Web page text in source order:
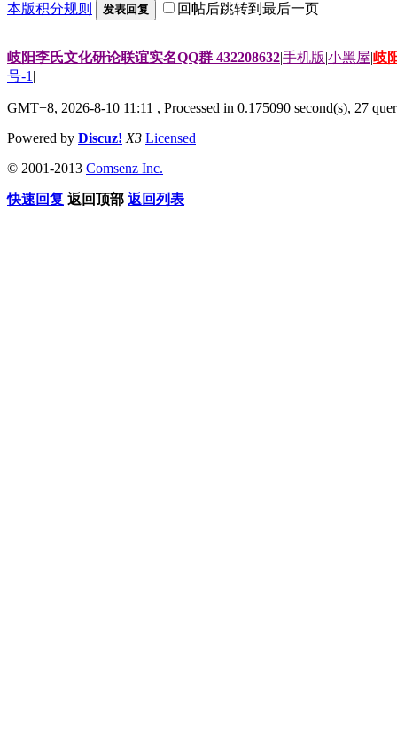
本版积分规则 发表回复 回帖后跳转到最后一页
岐阳李氏文化研论联谊实名QQ群 432208632|手机版|小黑屋|岐
号-1 |
GMT+8, 2026-8-10 11:11 , Processed in 0.175090 second(s), 27
Powered by Discuz! X3 Licensed
© 2001-2013 Comsenz Inc.
快速回复 返回顶部 返回列表